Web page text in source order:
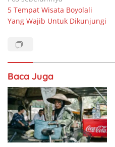
e
o
k
s
p
e
pos
5 Tempat Wisata Boyolali
Yang Wajib Untuk Dikunjungi
Baca Juga